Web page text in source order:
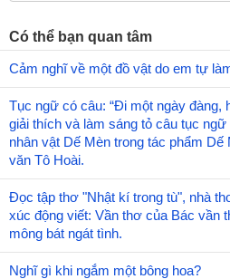
Có thể bạn quan tâm
Cảm nghĩ về một đồ vật do em tự
Tục ngữ có câu: “Đi một ngày đàng,
giải thích và làm sáng tỏ câu tục
nhân vật Dế Mèn trong tác phẩm
văn Tô Hoài.
Đọc tập thơ "Nhật kí trong tù", nhà
xúc động viết: Vần thơ của Bác vần
mông bát ngát tình.
Nghĩ gì khi ngắm một bông hoa?